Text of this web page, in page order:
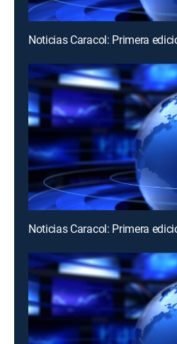
Noticias Caracol: Primera
Noticias Caracol: Primera